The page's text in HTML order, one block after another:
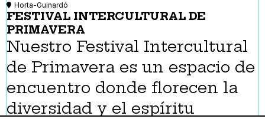
Horta-Guinardó
FESTIVAL INTERCULTURAL DE
PRIMAVERA
Nuestro Festival Intercultural
de Primavera es un espacio de
encuentro donde florecen la
diversidad y el espíritu